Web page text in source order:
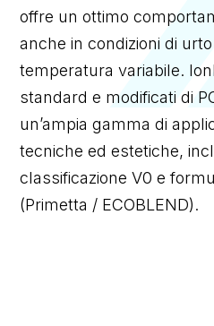
offre un ottimo
anche in condizioni di
temperatura variabile.
standard e modificati di
un’ampia gamma di
tecniche ed estetiche,
classificazione V0 e
(Primetta / ECOBLEND).